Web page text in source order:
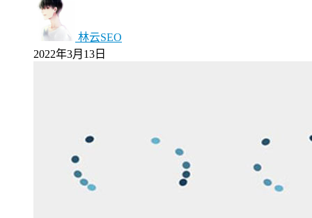
林云SEO
2022年3月13日